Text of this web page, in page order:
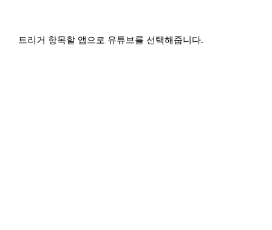
트리거 항목할 앱으로 유튜브를 선택해줍니다.